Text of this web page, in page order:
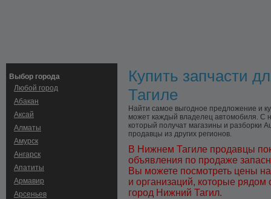
Выбор города
Любой город
Абакан
Аксай
Алматы
Амурск
Ангарск
Апатиты
Армавир
Арсеньев
Купить запчасти
Тагиле
Найти самое выгодное предложение и
может каждый владелец автомобиля. С
который получат магазины и разборки
продавцы из других регионов.
В Нижнем Тагиле продавцы
объявления по продаже
Вы можете посмотреть цены
и организаций, которые рядом
город Нижний Тагил.